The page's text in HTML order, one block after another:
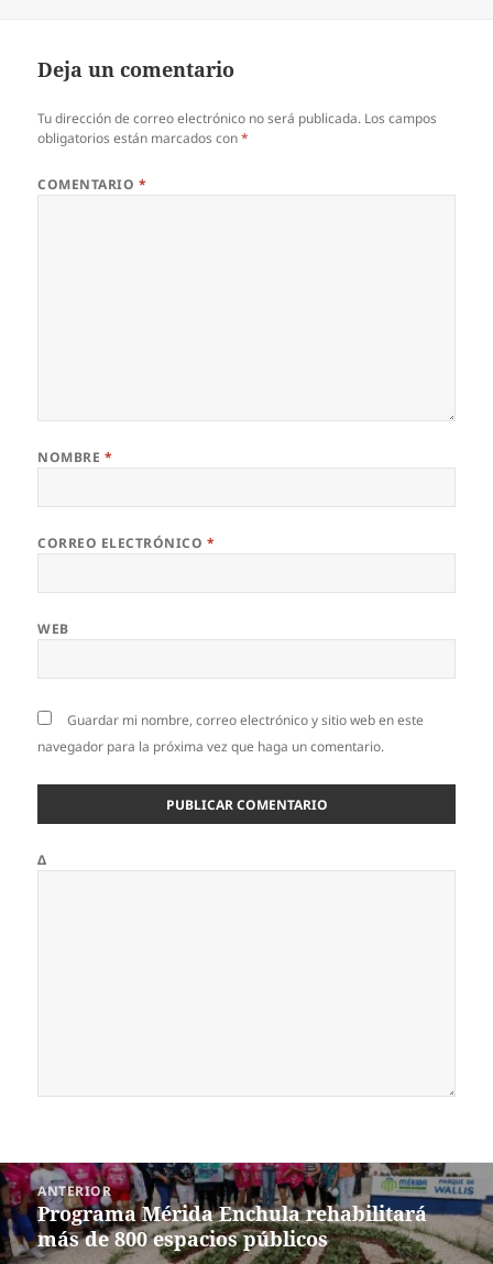
Deja un comentario
Tu dirección de correo electrónico no será publicada. Los campos
obligatorios están marcados con*
COMENTARIO *
NOMBRE *
CORREO ELECTRÓNICO *
WEB
Guardar mi nombre, correo electrónico y sitio web en este
navegador para la próxima vez que haga un comentario.
Δ
Navegación
de
entradas
ANTERIOR
Entrada
anterior:
Programa Mérida Enchula rehabilitará
más de 800 espacios públicos